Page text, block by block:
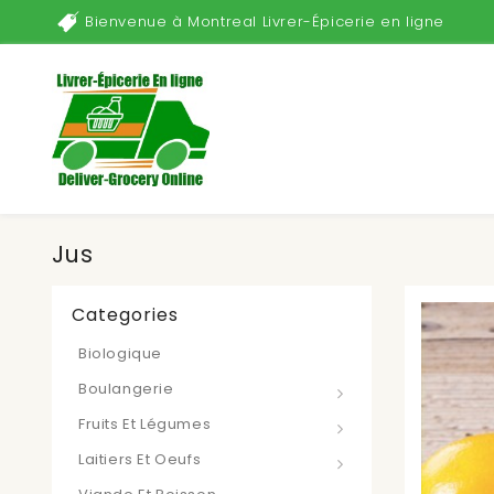
Bienvenue à Montreal Livrer-Épicerie en ligne
Jus
Categories
Biologique
Boulangerie
Fruits Et Légumes
Laitiers Et Oeufs